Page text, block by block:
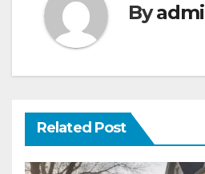
By
Related Post